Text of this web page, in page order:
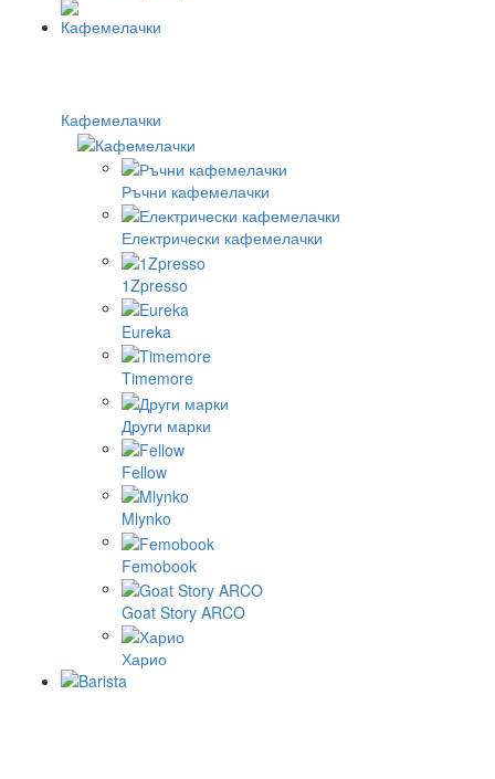
Кафемелачки
Ръчни кафемелачки
Електрически кафемелачки
1Zpresso
Eureka
Timemore
Други марки
Fellow
Mlynko
Femobook
Goat Story ARCO
Харио